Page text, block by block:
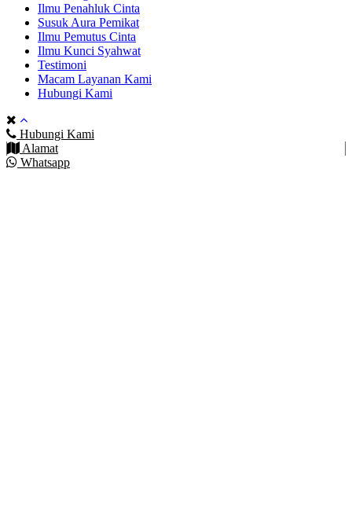
Ilmu Penahluk Cinta
Susuk Aura Pemikat
Ilmu Pemutus Cinta
Ilmu Kunci Syahwat
Testimoni
Macam Layanan Kami
Hubungi Kami
Hubungi Kami
Alamat
Whatsapp